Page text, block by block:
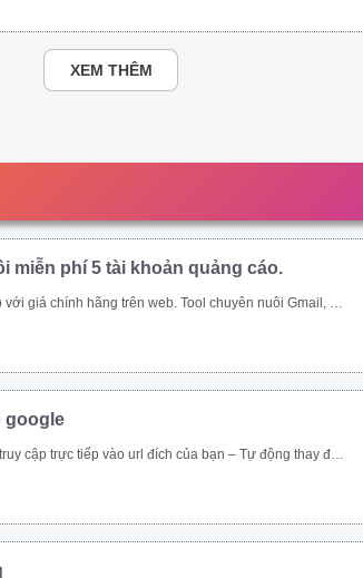
XEM THÊM
miễn phí 5 tài khoản quảng cáo.
rẻ\\\\\\\\\\\\\\\\\\\\\\\\\\\\\\\&amp;amp;quot; các tool tự động thông qua ứng dụng này - Auto đăng nhập gmail, auto nuôi mail, auto tạo tài khoản quảng cáo, auto add thẻ, auto kháng....
google
mọi trình duyệt, hệ điều hành. – Chạy đa luồng (Mở nhiều cửa sổ cùng lúc) để tăng tốc độ SEO. Vĩnh viễn, bảo hành 1 đổi 1 tool Video demo : https://drive.google.com/drive/folders/1tPeGf4iXaQ1i7g7s_LQQlKB9Qcmt_-Cm